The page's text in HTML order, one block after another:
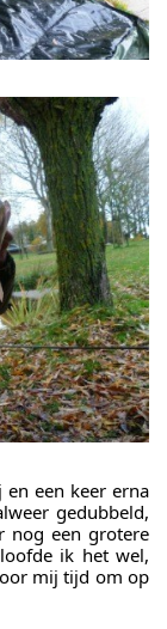
een keer erna
gedubbeld,
nog een grotere
ik het wel,
mij tijd om op